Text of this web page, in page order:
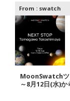
From : swatch
MoonSwatchツ
～8月12日(水)